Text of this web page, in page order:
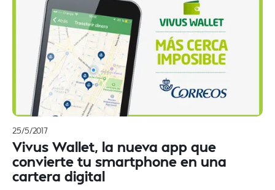
25/5/2017
Vivus Wallet, la nueva app que
convierte tu smartphone en una
cartera digital